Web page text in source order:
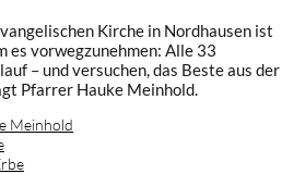
Kirche in Nordhausen ist
es vorwegzunehmen: Alle 33
– und versuchen, das Beste aus der
Pfarrer Hauke Meinhold.
Meinhold